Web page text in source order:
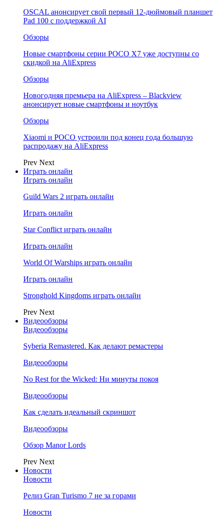
OSCAL анонсирует свой первый 12-дюймовый планшет
Pad 100 с поддержкой AI
Обзоры
Новые смартфоны серии POCO X7 уже доступны со
скидкой на AliExpress
Обзоры
Новогодняя премьера на AliExpress – Blackview
анонсирует новые смартфоны и ноутбук
Обзоры
Xiaomi и POCO устроили под конец года большую
распродажу на AliExpress
Prev Next
Играть онлайн
Играть онлайн
Guild Wars 2 играть онлайн
Играть онлайн
Star Conflict играть онлайн
Играть онлайн
World Of Warships играть онлайн
Играть онлайн
Stronghold Kingdoms играть онлайн
Prev Next
Видеообзоры
Видеообзоры
Syberia Remastered. Как делают ремастеры
Видеообзоры
No Rest for the Wicked: Ни минуты покоя
Видеообзоры
Как сделать идеальный скриншот
Видеообзоры
Обзор Manor Lords
Prev Next
Новости
Новости
Релиз Gran Turismo 7 не за горами
Новости